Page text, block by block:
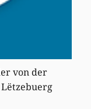
von der